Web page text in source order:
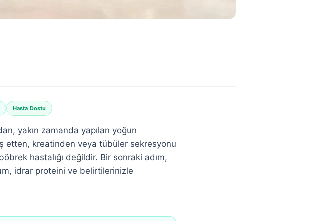
Hasta Dostu
yakın zamanda yapılan yoğun
etten, kreatinden veya tübüler sekresyonu
hastalığı değildir. Bir sonraki adım,
idrar proteini ve belirtilerinizle